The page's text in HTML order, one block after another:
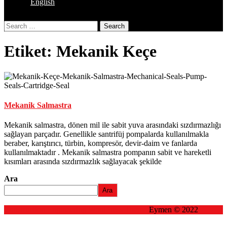
Close
Button
Search
Etiket: Mekanik Keçe
Mekanik Salmastra
Mekanik salmastra, dönen mil ile sabit yuva arasındaki sızdırmazlığı
sağlayan parçadır. Genellikle santrifüj pompalarda kullanılmakla
beraber, karıştırıcı, türbin, kompresör, devir-daim ve fanlarda
kullanılmaktadır . Mekanik salmastra pompanın sabit ve hareketli
kısımları arasında sızdırmazlık sağlayacak şekilde
Ara
Ara
Eymen © 2022